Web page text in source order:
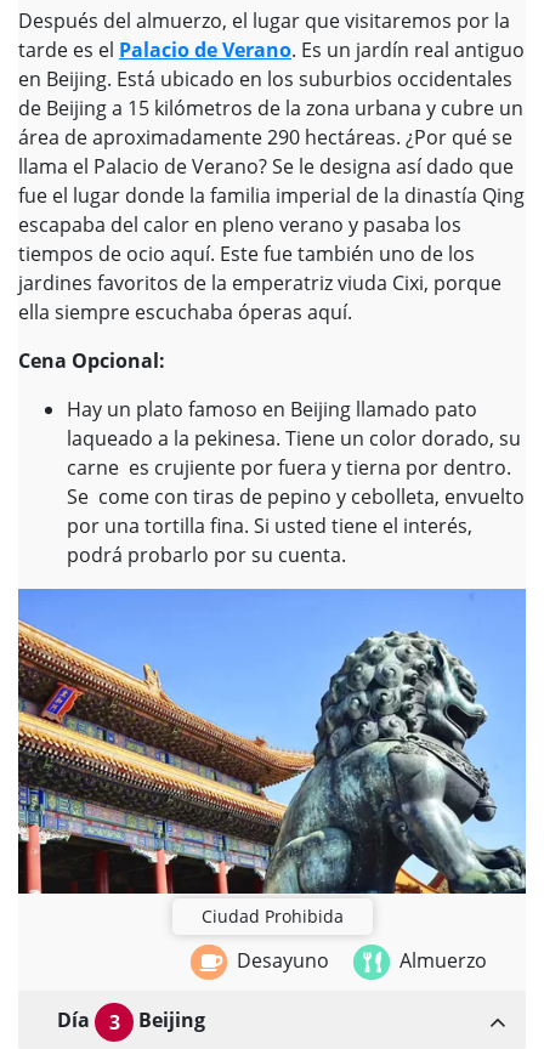
Después del almuerzo, el lugar que visitaremos por la
tarde es el Palacio de Verano. Es un jardín real antiguo
en Beijing. Está ubicado en los suburbios occidentales
de Beijing a 15 kilómetros de la zona urbana y cubre un
área de aproximadamente 290 hectáreas. ¿Por qué se
llama el Palacio de Verano? Se le designa así dado que
fue el lugar donde la familia imperial de la dinastía Qing
escapaba del calor en pleno verano y pasaba los
tiempos de ocio aquí. Este fue también uno de los
jardines favoritos de la emperatriz viuda Cixi, porque
ella siempre escuchaba óperas aquí.
Cena Opcional:
Hay un plato famoso en Beijing llamado pato
laqueado a la pekinesa. Tiene un color dorado, su
carne es crujiente por fuera y tierna por dentro.
Se come con tiras de pepino y cebolleta, envuelto
por una tortilla fina. Si usted tiene el interés,
podrá probarlo por su cuenta.
Ciudad Prohibida
Desayuno Almuerzo
Día 3
Beijing